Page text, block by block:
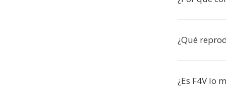
¿Qué
¿Es F4V lo